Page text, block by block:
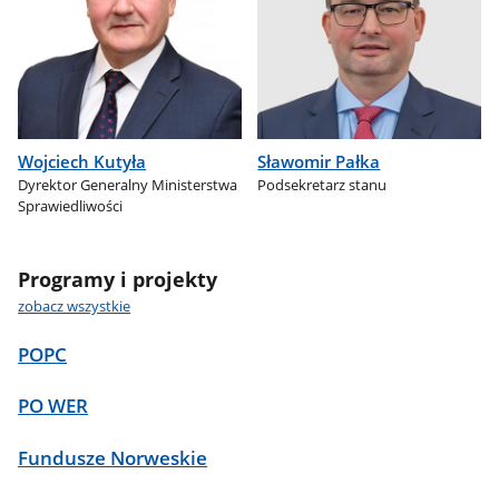
Wojciech Kutyła
Dyrektor Generalny Ministerstwa
Sprawiedliwości
Sławomir Pałka
Podsekretarz stanu
Programy i projekty
zobacz wszystkie
POPC
PO WER
Fundusze Norweskie